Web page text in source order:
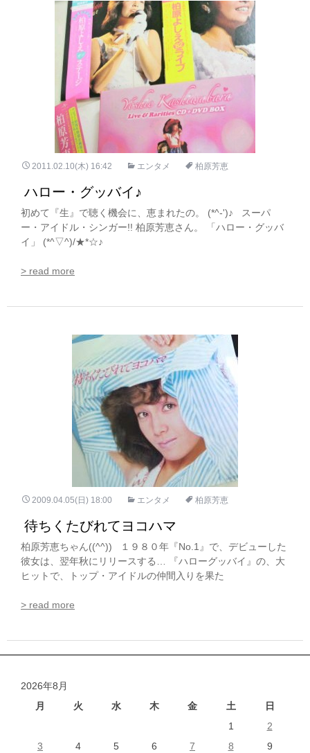
2011.02.10(木) 16:42 エンタメ 柏原芳恵
ハロー・グッバイ♪
初めて『生』で聴く機会に、恵まれたの。 (*^-')♪ スーパ
ー・アイドル・シンガー!! 柏原芳恵さん。 「ハロー・グッバ
イ」 (*^▽^)/★*☆♪
> read more
2009.04.05(日) 18:00 エンタメ 柏原芳恵
待ちくたびれてヨコハマ
柏原芳恵ちゃん((^^)) １９８０年『No.1』で、デビューした
彼女は、翌年秋にリリースする… 『ハローグッバイ』の、大
ヒットで、トップ・アイドルの仲間入りを果た
> read more
2026年8月
月
火 水 木 金 土
日
1
2
3
4 5 6 7 8 9